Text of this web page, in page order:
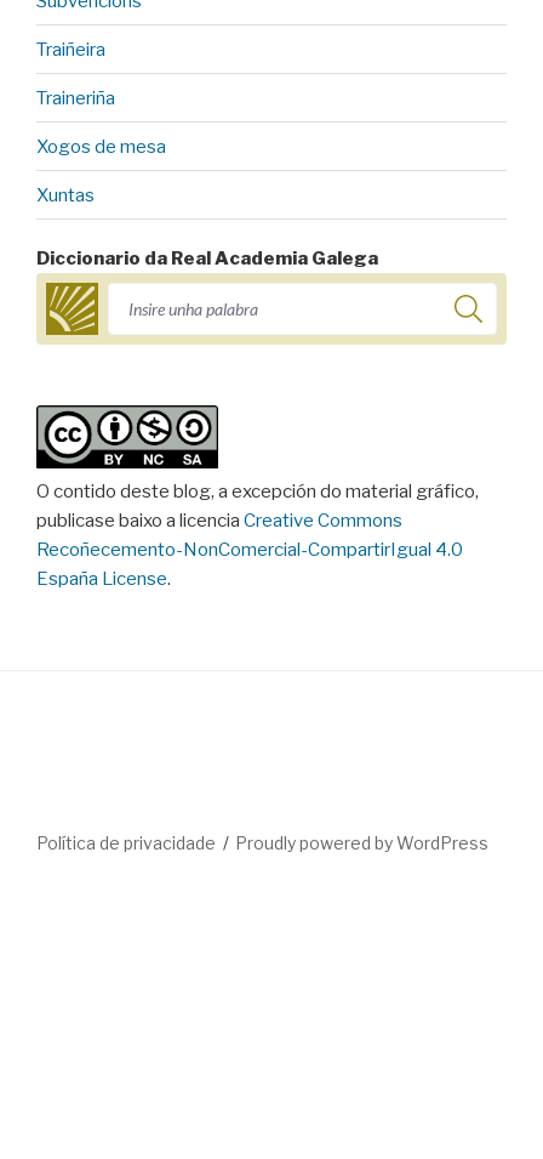
Traiñeira
Traineriña
Xogos de mesa
Xuntas
Diccionario da Real Academia Galega
O contido deste blog, a excepción do material gráfico,
publicase baixo a licencia Creative Commons
Recoñecemento-NonComercial-CompartirIgual 4.0
España License.
Política de privacidade Proudly powered by WordPress